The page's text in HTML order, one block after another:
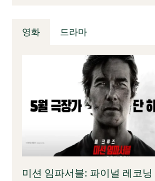
영화 드라마
미션 임파서블: 파이널 레코닝